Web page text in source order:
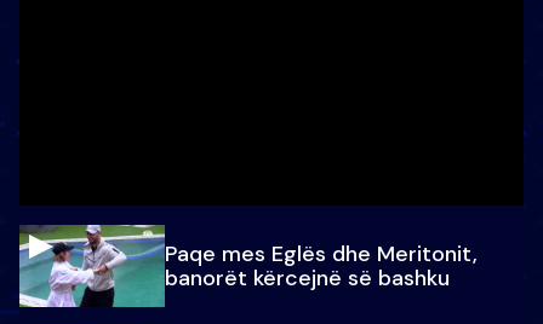
Paqe mes Eglës dhe Meritonit,
banorët kërcejnë së bashku